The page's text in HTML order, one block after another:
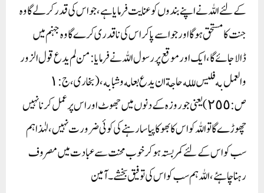
کے لئے اللہ نے اپنے بندوں کو عنایت فرمایا ہے، جو اس کی قدر کرلے گا وہ
جنت کا مستحق ہوگا اور جو اسے پاکر اس کی ناقدری کرے گا وہ جہنم میں
ڈالاجائے گا، ایک اورموقع پر رسول اللہ نے فرمایا : من لم يدع قول الزور
والعمل به فليس للله حاجة ان يدع طعامه وشبابه،(بخاری، ج: ١
ص: ٢٥٥)یعنی جو روزہ کے دنوں میں جھوٹ اور اس پر عمل کرنا نہیں
چھوڑ ے گا تو اللہ کو اس کا بھوکا پیاسا رہنے کی کوئی ضرورت نہیں،لہٰذا ہم
سب کو اس کے لئے کمربستہ ہوکر خوب محنت سے عبادت میں مصروف
رہنا چاہئے، اللہ ہم سب کو اس کی توفیق بخشے۔ آمین